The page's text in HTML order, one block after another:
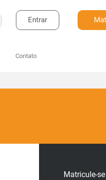
BUSCAR Entrar
Contato
Matricule-